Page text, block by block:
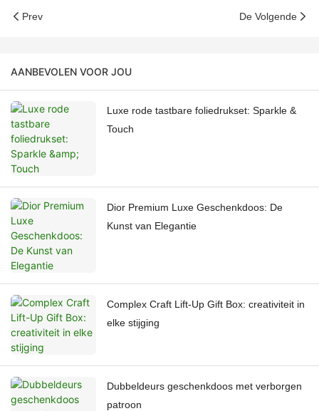
Prev De Volgende
AANBEVOLEN VOOR JOU
Luxe rode tastbare foliedrukset: Sparkle &
Touch
Dior Premium Luxe Geschenkdoos: De
Kunst van Elegantie
Complex Craft Lift-Up Gift Box: creativiteit in
elke stijging
Dubbeldeurs geschenkdoos met verborgen
patroon